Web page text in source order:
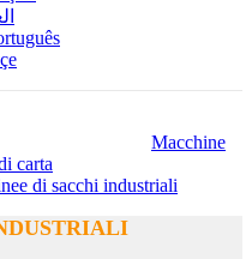
Macchine
carta
di sacchi industriali